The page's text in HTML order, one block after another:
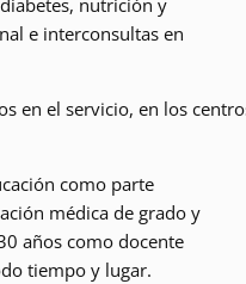
nutrición y
e interconsultas en
en el servicio, en los
como parte
médica de grado y
años como docente
tiempo y lugar.